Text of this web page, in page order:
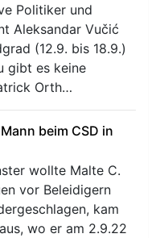
Politiker und
Aleksandar Vučić
(12.9. bis 18.9.)
gibt es keine
Orth…
beim CSD in
wollte Malte C.
vor Beleidigern
kam
wo er am 2.9.22